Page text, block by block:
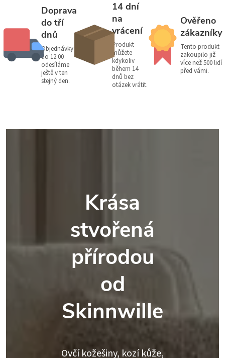
Doprava
do tří
dnů
Objednávky
do 12:00
odesíláme
ještě v ten
stejný den.
14 dní
na
vrácení
Produkt
můžete
kdykoliv
během 14
dnů bez
otázek vrátit.
Ověřeno
zákazníky
Tento produkt
zakoupilo již
více než 500 lidí
před vámi.
Krása
stvořená
přírodou
od
Skinnwille
Ovčí kožešiny, kozí kůže,